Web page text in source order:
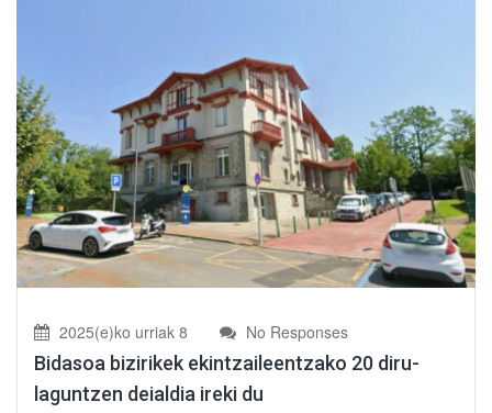
2025(e)ko urriak 8 No Responses
Bidasoa bizirikek ekintzaileentzako 20 diru-
laguntzen deialdia ireki du